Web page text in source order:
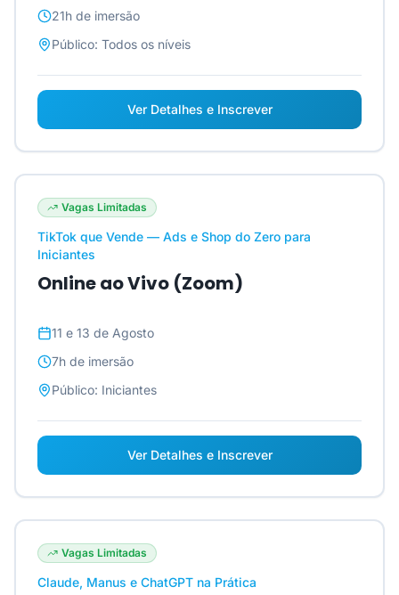
21h de imersão
Público: Todos os níveis
Ver Detalhes e Inscrever
Vagas Limitadas
TikTok que Vende — Ads e Shop do Zero para
Iniciantes
Online ao Vivo (Zoom)
11 e 13 de Agosto
7h de imersão
Público: Iniciantes
Ver Detalhes e Inscrever
Vagas Limitadas
Claude, Manus e ChatGPT na Prática